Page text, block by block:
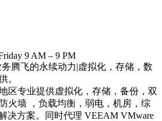
9 AM – 9 PM
腾飞的永续动力|虚拟化，存储，数
。
区专业提供虚拟化，存储，备份，双
火墙 ，负载均衡，弱电，机房，综
决方案。同时代理 VEEAM VMware